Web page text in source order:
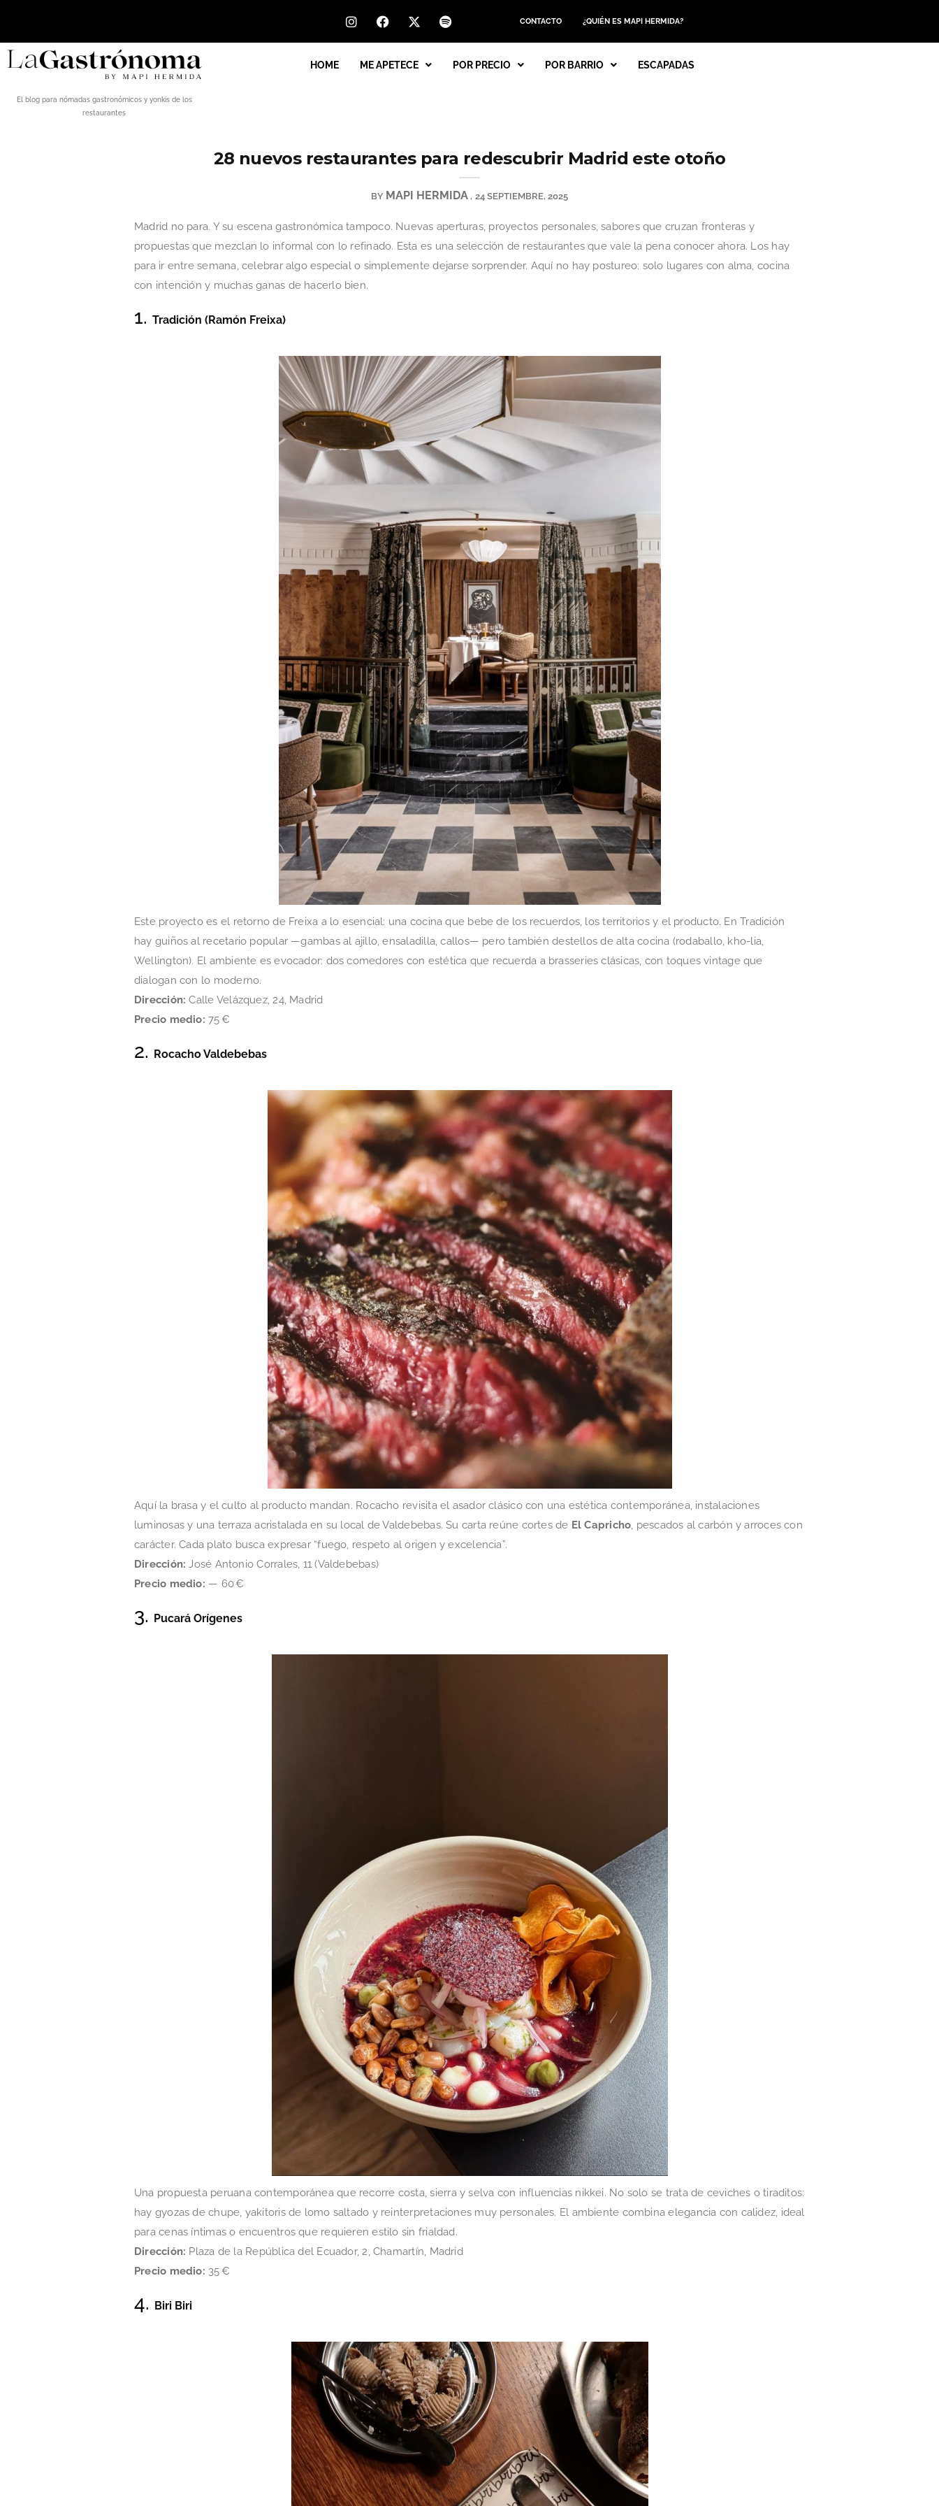
CONTACTO ¿QUIÉN ES MAPI HERMIDA?
El blog para nómadas gastronómicos y yonkis de los
restaurantes
HOME ME APETECE POR PRECIO POR BARRIO ESCAPADAS
28 nuevos restaurantes para redescubrir Madrid este otoño
BY MAPI HERMIDA 24 SEPTIEMBRE, 2025
Madrid no para. Y su escena gastronómica tampoco. Nuevas aperturas, proyectos personales, sabores que cruzan fronteras y
propuestas que mezclan lo informal con lo refinado. Esta es una selección de restaurantes que vale la pena conocer ahora. Los hay
para ir entre semana, celebrar algo especial o simplemente dejarse sorprender. Aquí no hay postureo: solo lugares con alma, cocina
con intención y muchas ganas de hacerlo bien.
1. Tradición (Ramón Freixa)
Este proyecto es el retorno de Freixa a lo esencial: una cocina que bebe de los recuerdos, los territorios y el producto. En Tradición
hay guiños al recetario popular —gambas al ajillo, ensaladilla, callos— pero también destellos de alta cocina (rodaballo, kho­-­lia,
Wellington). El ambiente es evocador: dos comedores con estética que recuerda a brasseries clásicas, con toques vintage que
dialogan con lo moderno.
Dirección: Calle Velázquez, 24, Madrid
Precio medio: 75 €
2. Rocacho Valdebebas
Aquí la brasa y el culto al producto mandan. Rocacho revisita el asador clásico con una estética contemporánea, instalaciones
luminosas y una terraza acristalada en su local de Valdebebas. Su carta reúne cortes de El Capricho , pescados al carbón y arroces con
carácter. Cada plato busca expresar “fuego, respeto al origen y excelencia”.
Dirección: José Antonio Corrales, 11 (Valdebebas)
Precio medio: — 60 €
3. Pucará Orígenes
Una propuesta peruana contemporánea que recorre costa, sierra y selva con influencias nikkei. No solo se trata de ceviches o tiraditos:
hay gyozas de chupe, yakitoris de lomo saltado y reinterpretaciones muy personales. El ambiente combina elegancia con calidez, ideal
para cenas íntimas o encuentros que requieren estilo sin frialdad.
Dirección: Plaza de la República del Ecuador, 2, Chamartín, Madrid
Precio medio: 35 €
4. Biri Biri